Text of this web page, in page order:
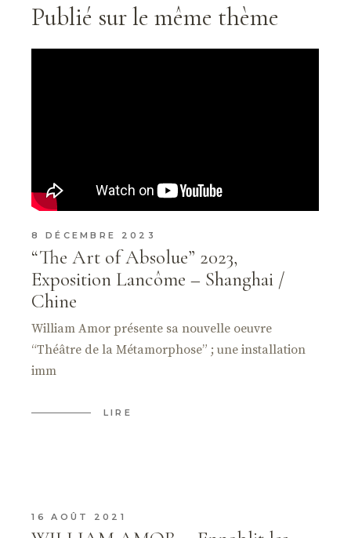
Publié sur le même thème
8 DÉCEMBRE 2023
“The Art of Absolue” 2023,
Exposition Lancôme – Shanghai /
Chine
William Amor présente sa nouvelle oeuvre
“Théâtre de la Métamorphose” ; une installation
imm
LIRE
16 AOÛT 2021